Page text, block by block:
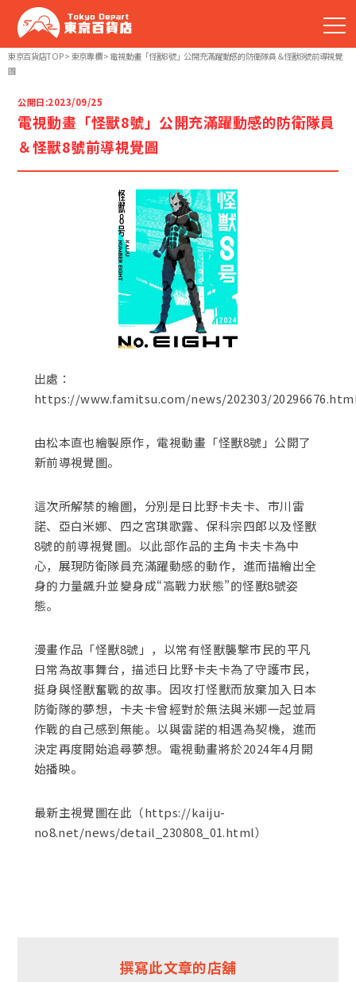
推薦商品
東京百貨店TOP> 東京專欄> 電視動畫「怪獸8號」公開充滿躍動感的防衛隊員＆怪獸8號前導視覺
圖
公開日:2023/09/25
電視動畫「怪獸8號」公開充滿躍動感的防衛隊員
＆怪獸8號前導視覺圖
出處：
https://www.famitsu.com/news/202303/
由松本直也繪製原作，電視動畫「怪獸8號」公開了
新前導視覺圖。
這次所解禁的繪圖，分別是日比野卡夫卡、市川雷
諾、亞白米娜、四之宮琪歌露、保科宗四郎以及怪獸
8號的前導視覺圖。以此部作品的主角卡夫卡為中
心，展現防衛隊員充滿躍動感的動作，進而描繪出全
身的力量飆升並變身成“高戰力狀態”的怪獸8號姿
態。
漫畫作品「怪獸8號」，以常有怪獸襲擊市民的平凡
日常為故事舞台，描述日比野卡夫卡為了守護市民，
挺身與怪獸奮戰的故事。因攻打怪獸而放棄加入日本
防衛隊的夢想，卡夫卡曾經對於無法與米娜一起並肩
作戰的自己感到無能。以與雷諾的相遇為契機，進而
決定再度開始追尋夢想。電視動畫將於2024年4月開
始播映。
最新主視覺圖在此（https://kaiju-
no8.net/news/detail_230808_01.html）
撰寫此文章的店舖